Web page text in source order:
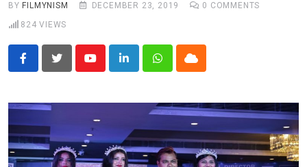
STARRY SIDES
BY FILMYNISM DECEMBER 23, 2019 0 COMMENTS
824 VIEWS
YoutubeLinkedInWhatsappCloud